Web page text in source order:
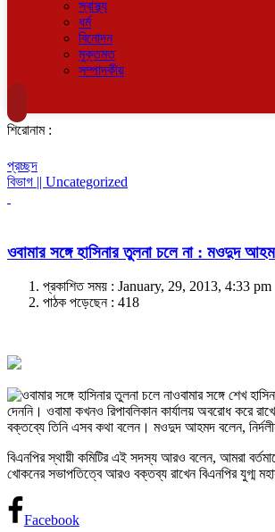
স্বাস্থ্য
ধর্ম
বিনোদন
মুক্তমত
সম্পাদকীয়
শিরোনাম :
প্রচ্ছদ
বিভাগ || Uncategorized
ওবামার সঙ্গে হাসিনার তুলনা চলে না : মওদুদ
প্রকাশিত সময় : January, 29, 2013, 4:33 pm
পাঠক পড়েছেন : 418
ওবামার সঙ্গে শেখ
দেননি। ওবামা কখনও রিপাবলিকান কার্যালয় অবরোধ করে
বক্তব্যে তিনি এসব কথা বলেন। মওদুদ আহমদ বলেন, নির্দলীয়
বিএনপির স্থায়ী কমিটির এই সদস্য আরও বলেন, আমরা
খোকনের সভাপতিত্বে আরও বক্তব্য রাখেন বিএনপির যুগ্ম
Facebook